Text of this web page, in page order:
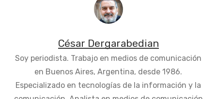
César Dergarabedian
Soy periodista. Trabajo en medios de comunicación
en Buenos Aires, Argentina, desde 1986.
Especializado en tecnologías de la información y la